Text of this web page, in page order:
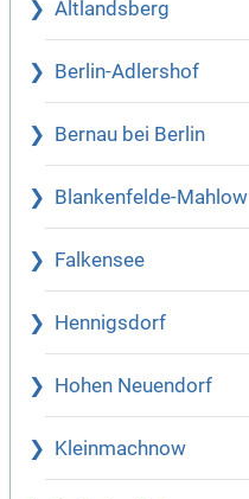
Altlandsberg
Berlin-Adlershof
Bernau bei Berlin
Blankenfelde-Mahlow
Falkensee
Hennigsdorf
Hohen Neuendorf
Kleinmachnow